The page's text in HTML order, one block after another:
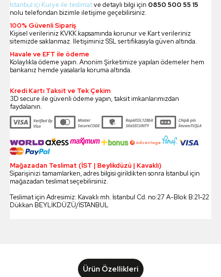
İstanbul içi Kurye ile teslimatve detaylı bilgi için 0850 500 55 15
nolu telefondan bizimle iletişime geçebilirsiniz.
100% Güvenli Sipariş
Kişisel verileriniz KVKK kapsamında korunur ve Kart verileriniz
sitemizde saklanmaz. İletişiminiz SSL sertifikasıyla güven altında.
Havale ve EFT ile ödeme
Kolaylıkla ödeme yapın. Anonim Şirketimize yapılan ödemeler hem
bankanız hemde yasalarla koruma altında.
Kredi Kartı Taksit ve Tek Çekim
3D secure ile güvenli ödeme yapın, taksit imkanlarımızdan
faydalanın.
Mağazadan Teslimat (İST | Beylikdüzü | Kavaklı)
Siparişinizi tamamlarken, adres bilgisi girildikten sonra İstanbul için
mağazadan teslimat seçebilirsiniz.
Teslimat için Adresimiz: Kavaklı mh. İstanbul Cd. no:27 A-Blok B:21-22
Dükkan BEYLİKDÜZÜ/İSTANBUL
Ürün Özellikleri